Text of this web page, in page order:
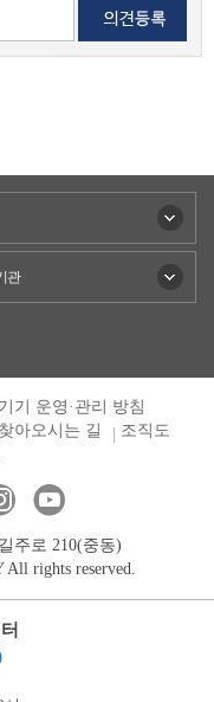
관
기 운영·관리 방침
찾아오시는 길
조직도
주로 210(중동)
rights reserved.